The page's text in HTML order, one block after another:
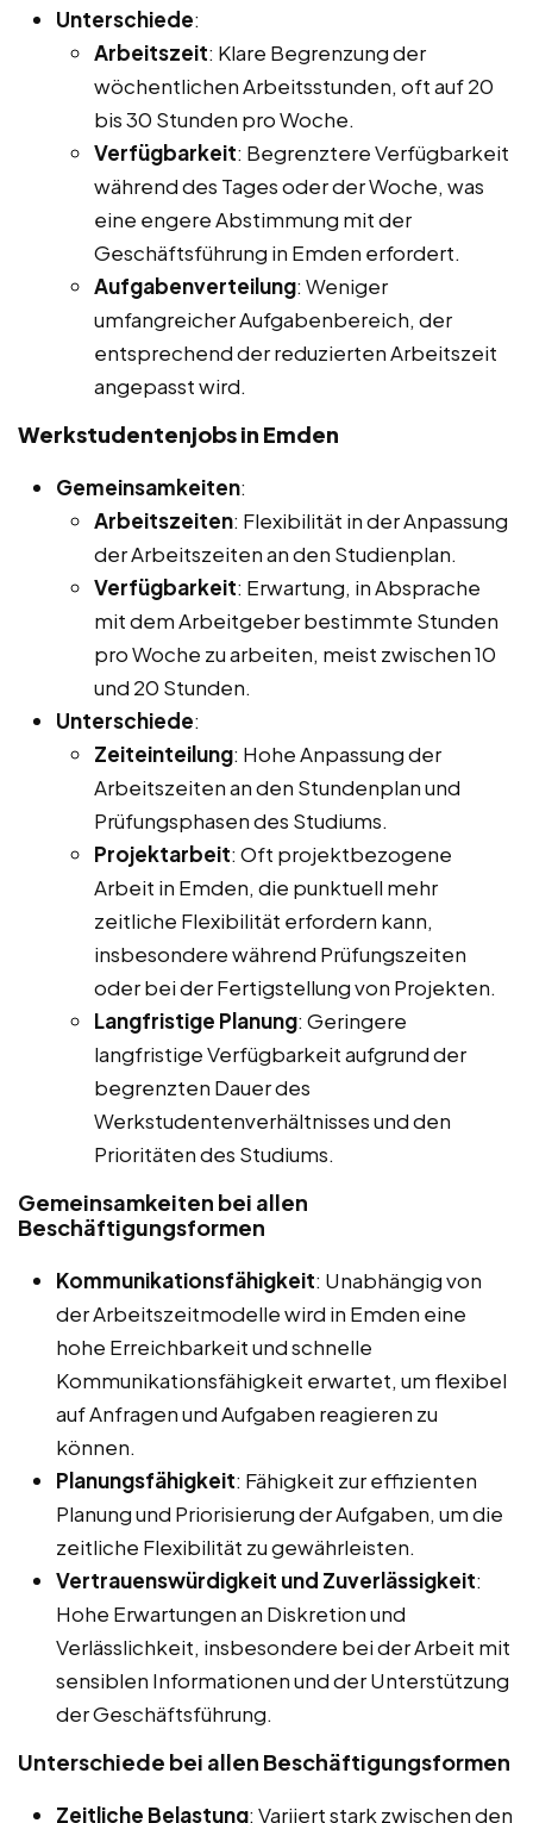
Unterschiede:
Arbeitszeit: Klare Begrenzung der
wöchentlichen Arbeitsstunden, oft auf 20
bis 30 Stunden pro Woche.
Verfügbarkeit: Begrenztere Verfügbarkeit
während des Tages oder der Woche, was
eine engere Abstimmung mit der
Geschäftsführung in Emden erfordert.
Aufgabenverteilung: Weniger
umfangreicher Aufgabenbereich, der
entsprechend der reduzierten Arbeitszeit
angepasst wird.
Werkstudentenjobs in Emden
Gemeinsamkeiten:
Arbeitszeiten: Flexibilität in der Anpassung
der Arbeitszeiten an den Studienplan.
Verfügbarkeit: Erwartung, in Absprache
mit dem Arbeitgeber bestimmte Stunden
pro Woche zu arbeiten, meist zwischen 10
und 20 Stunden.
Unterschiede:
Zeiteinteilung: Hohe Anpassung der
Arbeitszeiten an den Stundenplan und
Prüfungsphasen des Studiums.
Projektarbeit: Oft projektbezogene
Arbeit in Emden, die punktuell mehr
zeitliche Flexibilität erfordern kann,
insbesondere während Prüfungszeiten
oder bei der Fertigstellung von Projekten.
Langfristige Planung: Geringere
langfristige Verfügbarkeit aufgrund der
begrenzten Dauer des
Werkstudentenverhältnisses und den
Prioritäten des Studiums.
Gemeinsamkeiten bei allen
Beschäftigungsformen
Kommunikationsfähigkeit: Unabhängig von
der Arbeitszeitmodelle wird in Emden eine
hohe Erreichbarkeit und schnelle
Kommunikationsfähigkeit erwartet, um flexibel
auf Anfragen und Aufgaben reagieren zu
können.
Planungsfähigkeit: Fähigkeit zur effizienten
Planung und Priorisierung der Aufgaben, um die
zeitliche Flexibilität zu gewährleisten.
Vertrauenswürdigkeit und Zuverlässigkeit:
Hohe Erwartungen an Diskretion und
Verlässlichkeit, insbesondere bei der Arbeit mit
sensiblen Informationen und der Unterstützung
der Geschäftsführung.
Unterschiede bei allen Beschäftigungsformen
Zeitliche Belastung: Variiert stark zwischen den